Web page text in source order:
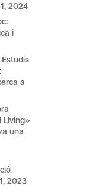
2024
i
a
Living»
una
2023